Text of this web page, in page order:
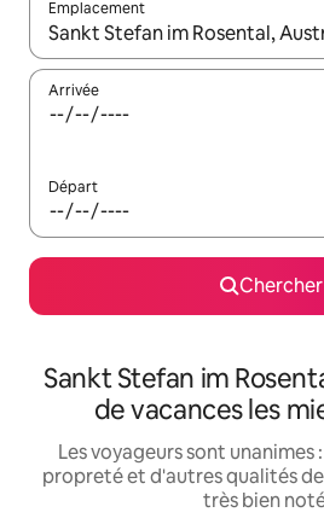
Emplacement
Quand les résultats sont affichés,
Arrivée
Départ
Chercher
Sankt Stefan im
de vacances les
Les voyageurs sont
propreté et d'autres qualités
très bien